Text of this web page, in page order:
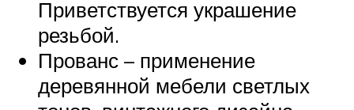
Приветствуется украшение
резьбой.
Прованс – применение
деревянной мебели светлых